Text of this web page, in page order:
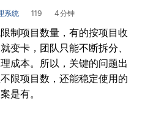
系统 119 4 分钟
制项目数量，有的按项目收
变卡，团队只能不断拆分、
成本。所以，关键的问题出
限项目数，还能稳定使用的
是有。